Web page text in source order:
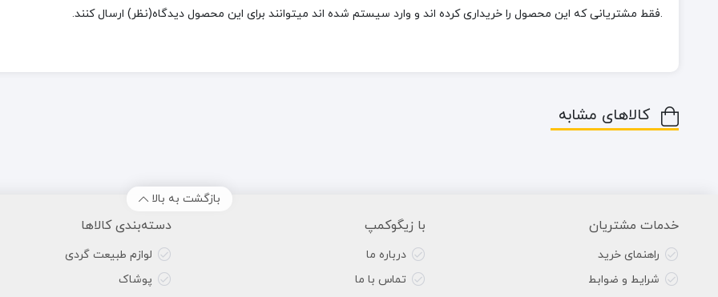
.فقط مشتریانی که این محصول را خریداری کرده اند و وارد سیستم شده اند میتوانند برای این محصول دیدگاه(نظر) ارسال کنند.
کالاهای مشابه
بازگشت به بالا
خدمات مشتریان
راهنمای خرید
شرایط و ضوابط
با زیگوکمپ
درباره ما
تماس با ما
دسته‌بندی کالاها
لوازم طبیعت گردی
پوشاک